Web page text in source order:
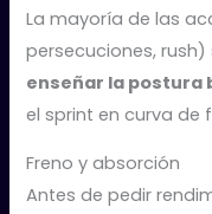
La mayoría de las
persecuciones,
enseñar la postura
el sprint en curva de
Freno y absorción
Antes de pedir